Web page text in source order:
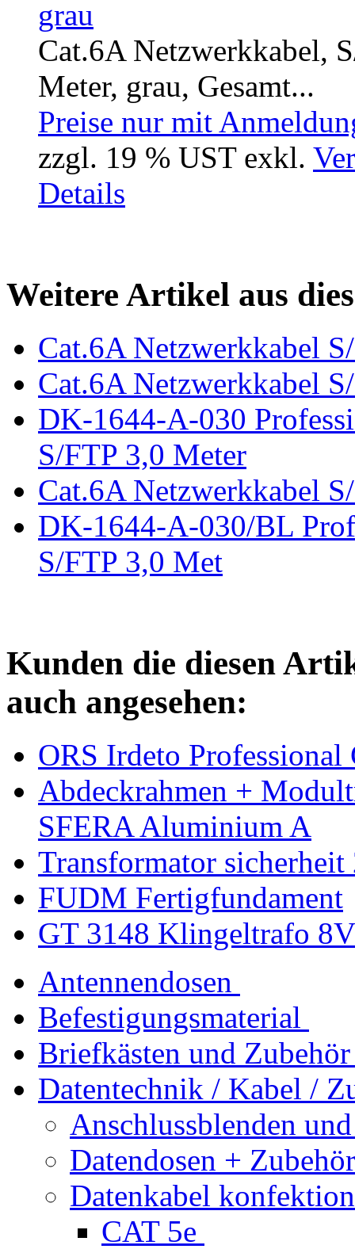
Cat.6A Netzwerkkabel,
Meter, grau, Gesamt...
Preise nur mit
zzgl. 19 % UST exkl.
Details
Weitere Artikel aus
Cat.6A Netzwerkkabel
Cat.6A Netzwerkkabel
DK-1644-A-030
S/FTP 3,0 Meter
Cat.6A Netzwerkkabel
DK-1644-A-030/BL
S/FTP 3,0 Met
Kunden die diesen
auch angesehen:
ORS Irdeto
Abdeckrahmen +
SFERA Aluminium A
Transformator
FUDM Fertigfundament
GT 3148 Klingeltrafo
Antennendosen
Befestigungsmaterial
Briefkästen und Zubehör
Datentechnik / Kabel /
Anschlussblenden
Datendosen + Zubehör
Datenkabel
CAT 5e